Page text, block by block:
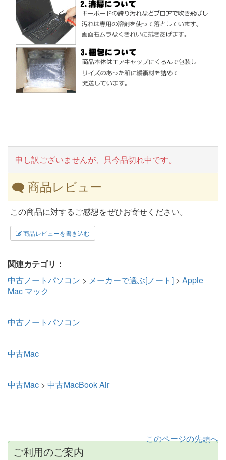
申し訳ございませんが、只今品切れ中です。
商品レビュー
この商品に対するご感想をぜひお寄せください。
商品レビューを書き込む
関連カテゴリ：
中古ノートパソコン > メーカーで選ぶ[ノート] > Apple
Mac マック
中古ノートパソコン
中古Mac
中古Mac > 中古MacBook Air
このページの先頭へ
ご利用のご案内